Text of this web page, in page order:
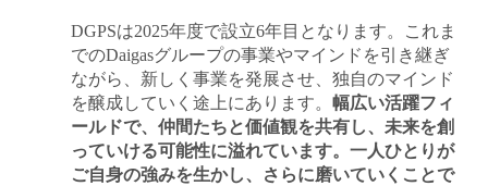
DGPSは2025年度で設立6年目となります。これま
でのDaigasグループの事業やマインドを引き継ぎ
ながら、新しく事業を発展させ、独自のマインド
を醸成していく途上にあります。 幅広い活躍フィ
ールドで、仲間たちと価値観を共有し、未来を創
っていける可能性に溢れています。一人ひとりが
ご自身の強みを生かし、さらに磨いていくことで